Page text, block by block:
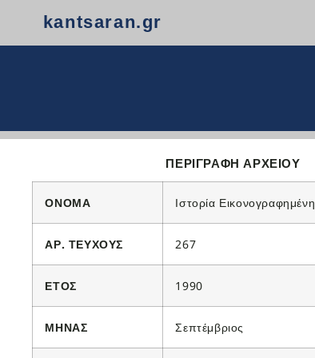
kantsaran.gr
ΠΕΡΙΓΡΑΦΗ ΑΡΧΕΙΟΥ
ΟΝΟΜΑ Ιστορία Εικονογραφημένη
ΑΡ. ΤΕΥΧΟΥΣ 267
ΕΤΟΣ 1990
ΜΗΝΑΣ Σεπτέμβριος